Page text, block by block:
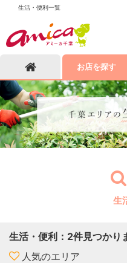
生活・便利一覧
お店を探す
生
生活・便利 ： 2件見つかり
人気のエリア